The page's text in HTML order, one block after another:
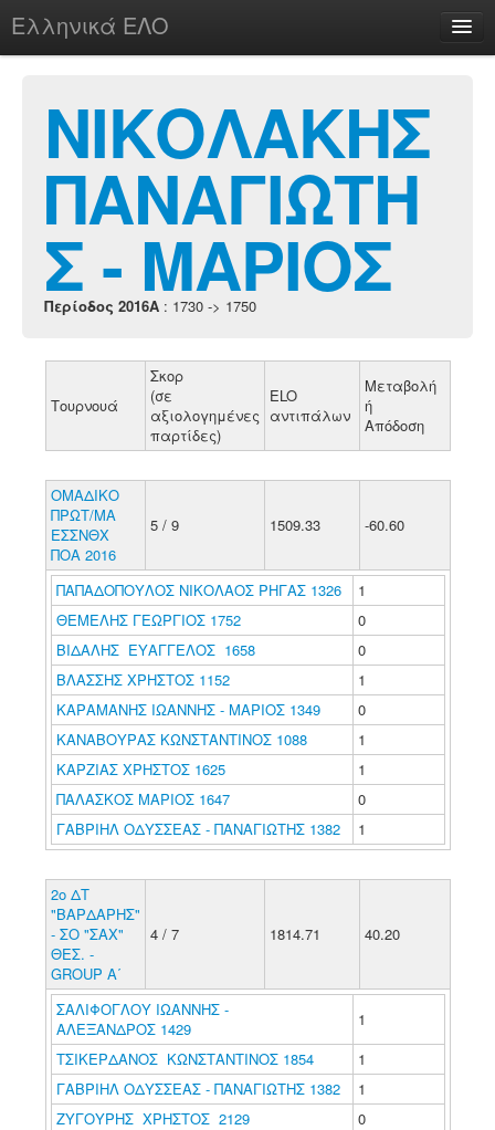
Ελληνικά ΕΛΟ
chesstu.be @ discord
Login
ΝΙΚΟΛΑΚΗΣ
ΠΑΝΑΓΙΩΤΗ
Σ - ΜΑΡΙΟΣ
Περίοδος 2016A : 1730 -> 1750
Τουρνουά
Σκορ
(σε
αξιολογημένες
παρτίδες)
ELO
αντιπάλων
Μεταβολή
ή
Απόδοση
ΟΜΑΔΙΚΟ
ΠΡΩΤ/ΜΑ
ΕΣΣΝΘΧ
ΠΟΑ 2016
5 / 9 1509.33 -60.60
ΠΑΠΑΔΟΠΟΥΛΟΣ ΝΙΚΟΛΑΟΣ ΡΗΓΑΣ 1326
1
ΘΕΜΕΛΗΣ ΓΕΩΡΓΙΟΣ 1752
0
ΒΙΔΑΛΗΣ ΕΥΑΓΓΕΛΟΣ 1658
0
ΒΛΑΣΣΗΣ ΧΡΗΣΤΟΣ 1152
1
ΚΑΡΑΜΑΝΗΣ ΙΩΑΝΝΗΣ - ΜΑΡΙΟΣ 1349
0
ΚΑΝΑΒΟΥΡΑΣ ΚΩΝΣΤΑΝΤΙΝΟΣ 1088
1
ΚΑΡΖΙΑΣ ΧΡΗΣΤΟΣ 1625
1
ΠΑΛΑΣΚΟΣ ΜΑΡΙΟΣ 1647
0
ΓΑΒΡΙΗΛ ΟΔΥΣΣΕΑΣ - ΠΑΝΑΓΙΩΤΗΣ 1382
1
2ο ΔΤ
"ΒΑΡΔΑΡΗΣ"
- ΣΟ "ΣΑΧ"
ΘΕΣ. -
GROUP A΄
4 / 7 1814.71 40.20
ΣΑΛΙΦΟΓΛΟΥ ΙΩΑΝΝΗΣ -
ΑΛΕΞΑΝΔΡΟΣ 1429
1
ΤΣΙΚΕΡΔΑΝΟΣ ΚΩΝΣΤΑΝΤΙΝΟΣ 1854
1
ΓΑΒΡΙΗΛ ΟΔΥΣΣΕΑΣ - ΠΑΝΑΓΙΩΤΗΣ 1382
1
ΖΥΓΟΥΡΗΣ ΧΡΗΣΤΟΣ 2129
0